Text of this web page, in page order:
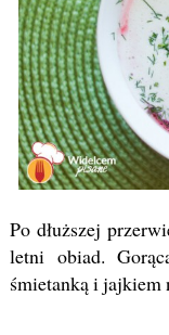
Po dłuższej
letni obiad.
śmietanką i jajkiem